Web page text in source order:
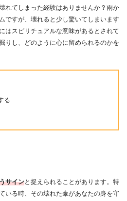
れてしまった経験はありませんか？雨か
ですが、壊れると少し驚いてしまいます
はスピリチュアルな意味があるとされて
りし、どのように心に留められるのかを
る
サインと捉えられることがあります。特
いる時、その壊れた傘があなたの身を守